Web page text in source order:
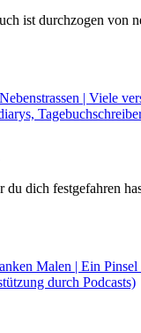
ist durchzogen von
du dich festgefahren